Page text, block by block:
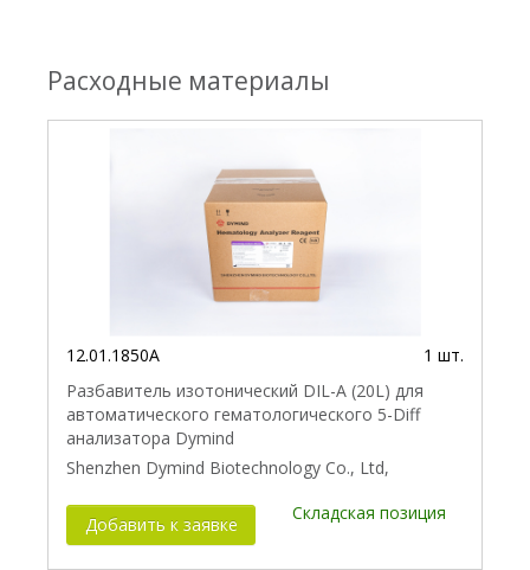
Расходные материалы
12.01.1850A
1 шт.
Разбавитель изотонический DIL-A (20L) для
автоматического гематологического 5-Diff
анализатора Dymind
Shenzhen Dymind Biotechnology Co., Ltd,
Добавить к заявке
Складская позиция